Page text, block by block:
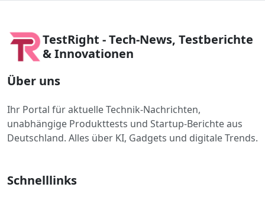
TestRight - Tech-News, Testberichte
& Innovationen
Über uns
Ihr Portal für aktuelle Technik-Nachrichten,
unabhängige Produkttests und Startup-Berichte aus
Deutschland. Alles über KI, Gadgets und digitale Trends.
Schnelllinks